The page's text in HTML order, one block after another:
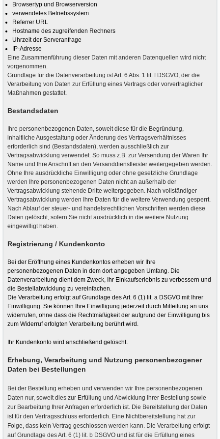
Browsertyp und Browserversion
verwendetes Betriebssystem
Referrer URL
Hostname des zugreifenden Rechners
Uhrzeit der Serveranfrage
IP-Adresse
Eine Zusammenführung dieser Daten mit anderen Datenquellen wird nicht
vorgenommen.
Grundlage für die Datenverarbeitung ist Art. 6 Abs. 1 lit. f DSGVO, der die
Verarbeitung von Daten zur Erfüllung eines Vertrags oder vorvertraglicher
Maßnahmen gestattet.
Bestandsdaten
Ihre personenbezogenen Daten, soweit diese für die Begründung,
inhaltliche Ausgestaltung oder Änderung des Vertragsverhältnisses
erforderlich sind (Bestandsdaten), werden ausschließlich zur
Vertragsabwicklung verwendet. So muss z.B. zur Versendung der Waren Ihr
Name und Ihre Anschrift an den Versanddienstleister weitergegeben werden.
Ohne Ihre ausdrückliche Einwilligung oder ohne gesetzliche Grundlage
werden Ihre personenbezogenen Daten nicht an außerhalb der
Vertragsabwicklung stehende Dritte weitergegeben. Nach vollständiger
Vertragsabwicklung werden Ihre Daten für die weitere Verwendung gesperrt.
Nach Ablauf der steuer- und handelsrechtlichen Vorschriften werden diese
Daten gelöscht, sofern Sie nicht ausdrücklich in die weitere Nutzung
eingewilligt haben.
Registrierung / Kundenkonto
Bei der Eröffnung eines Kundenkontos erheben wir Ihre
personenbezogenen Daten in dem dort angegeben Umfang. Die
Datenverarbeitung dient dem Zweck, Ihr Einkaufserlebnis zu verbessern und
die Bestellabwicklung zu vereinfachen.
Die Verarbeitung erfolgt auf Grundlage des Art. 6 (1) lit. a DSGVO mit Ihrer
Einwilligung. Sie können Ihre Einwilligung jederzeit durch Mitteilung an uns
widerrufen, ohne dass die Rechtmäßigkeit der aufgrund der Einwilligung bis
zum Widerruf erfolgten Verarbeitung berührt wird.
Ihr Kundenkonto wird anschließend gelöscht.
Erhebung, Verarbeitung und Nutzung personenbezogener
Daten bei Bestellungen
Bei der Bestellung erheben und verwenden wir Ihre personenbezogenen
Daten nur, soweit dies zur Erfüllung und Abwicklung Ihrer Bestellung sowie
zur Bearbeitung Ihrer Anfragen erforderlich ist. Die Bereitstellung der Daten
ist für den Vertragsschluss erforderlich. Eine Nichtbereitstellung hat zur
Folge, dass kein Vertrag geschlossen werden kann. Die Verarbeitung erfolgt
auf Grundlage des Art. 6 (1) lit. b DSGVO und ist für die Erfüllung eines